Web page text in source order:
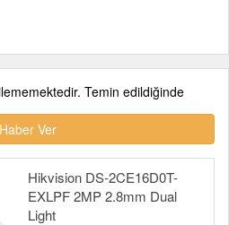
Temin edildiğinde
Haber Ver
Hikvision DS-2CE16D0T-
EXLPF 2MP 2.8mm Dual
Light